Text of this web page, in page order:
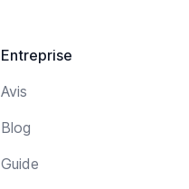
Entreprise
Avis
Blog
Guide